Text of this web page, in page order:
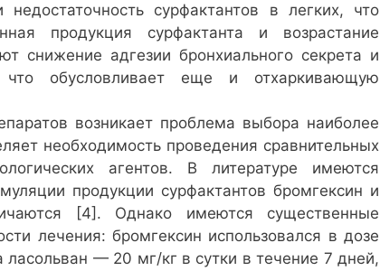
недостаточность сурфактантов в легких, что
продукция сурфактанта и возрастание
снижение адгезии бронхиального секрета и
обусловливает еще и отхаркивающую
возникает проблема выбора наиболее
необходимость проведения сравнительных
агентов. В литературе имеются
продукции сурфактантов бромгексин и
[4]. Однако имеются существенные
лечения: бромгексин использовался в дозе
ласольван — 20 мг/кг в сутки в течение 7 дней,